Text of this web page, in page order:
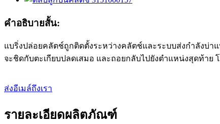
คำอธิบายสั้น:
แบริ่งปล่อยคลัตช์ถูกติดตั้งระหว่างคลัตช์และระบบส่งกำลังบ่
จะชิดกับตะเกียบปลดเสมอ และถอยกลับไปยังตำแหน่งสุดท้า
ส่งอีเมล์ถึงเรา
รายละเอียดผลิตภัณฑ์